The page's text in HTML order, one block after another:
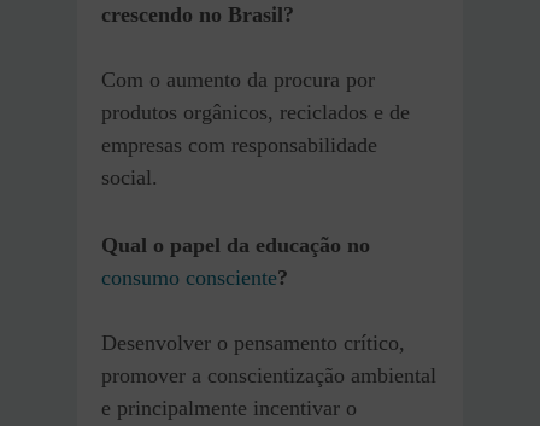
crescendo no Brasil?
Com o aumento da procura por
produtos orgânicos, reciclados e de
empresas com responsabilidade
social.
Qual o papel da educação no
consumo consciente?
Desenvolver o pensamento crítico,
promover a conscientização ambiental
e principalmente incentivar o